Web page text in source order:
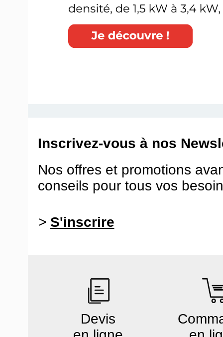
Inscrivez-vous à nos
Nos offres et promotions
conseils pour tous vos
> S'inscrire
Devis